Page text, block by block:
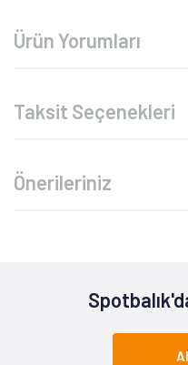
Ürün Yorumları
Taksit Seçenekleri
Önerileriniz